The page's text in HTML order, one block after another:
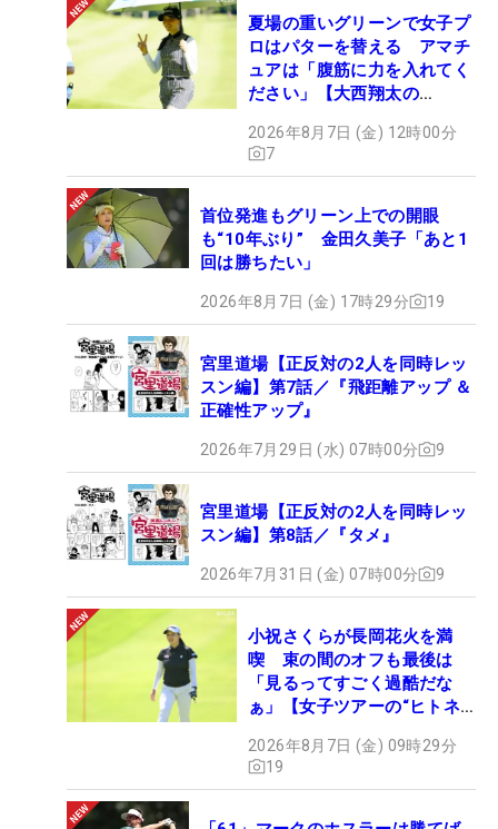
夏場の重いグリーンで女子プ
ロはパターを替える アマチ
ュアは「腹筋に力を入れてく
ださい」【大西翔太の
2026年8月7日 (金) 12時00分
7
首位発進もグリーン上での開眼
も“10年ぶり” 金田久美子「あと1
回は勝ちたい」
2026年8月7日 (金) 17時29分 19
宮里道場【正反対の2人を同時レッ
スン編】第7話／『飛距離アップ ＆
正確性アップ』
2026年7月29日 (水) 07時00分 9
宮里道場【正反対の2人を同時レッ
スン編】第8話／『タメ』
2026年7月31日 (金) 07時00分 9
小祝さくらが長岡花火を満
喫 束の間のオフも最後は
「見るってすごく過酷だな
ぁ」【女子ツアーの“ヒトネ
2026年8月7日 (金) 09時29分
19